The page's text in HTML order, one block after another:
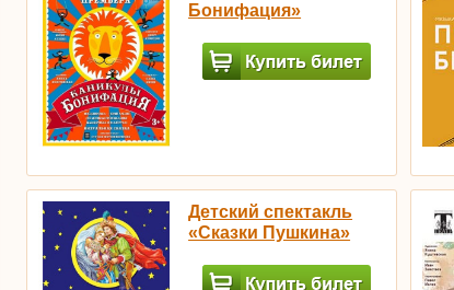
Бонифация»
Детский спектакль
«Сказки Пушкина»